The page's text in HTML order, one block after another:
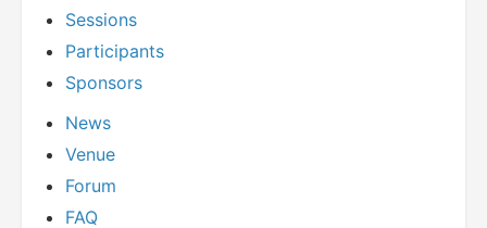
Sessions
Participants
Sponsors
News
Venue
Forum
FAQ